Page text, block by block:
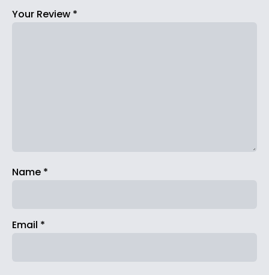
Your Review *
Name *
Email *